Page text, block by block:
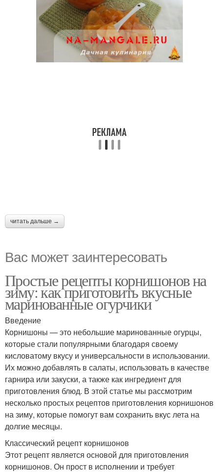
читать дальше →
Вас может заинтересовать
Простые рецепты корнишонов на
зиму: как приготовить вкусные
маринованные огурчики
Введение
Корнишоны — это небольшие маринованные огурцы,
которые стали популярными благодаря своему
кисловатому вкусу и универсальности в использовании.
Их можно добавлять в салаты, использовать в качестве
гарнира или закуски, а также как ингредиент для
приготовления блюд. В этой статье мы рассмотрим
несколько простых рецептов приготовления корнишонов
на зиму, которые помогут вам сохранить вкус лета на
долгие месяцы.
Классический рецепт корнишонов
Этот рецепт является основой для приготовления
корнишонов. Он прост в исполнении и требует